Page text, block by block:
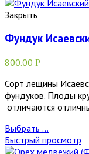
Закрыть
Фундук
800.00 Р
Сорт лещины
фундуков. Плоды
отличаются
Выбрать ...
Быстрый просмотр